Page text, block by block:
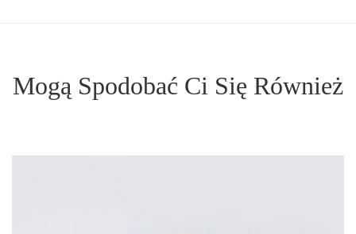
Mogą Spodobać Ci Się Również